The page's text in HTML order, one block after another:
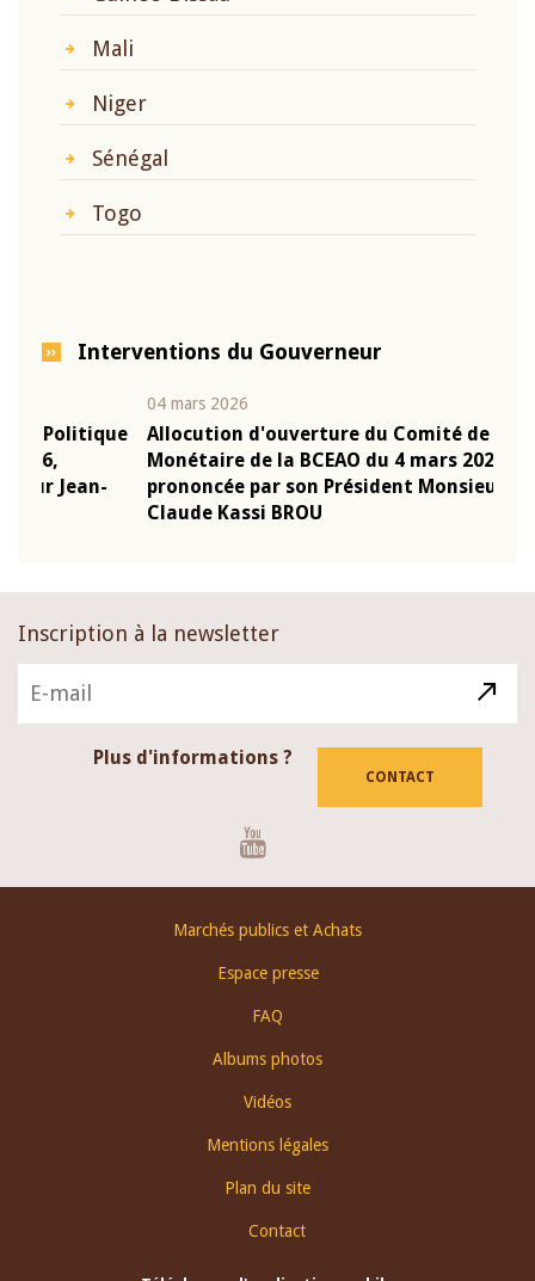
Mali
Niger
Sénégal
Togo
Interventions du Gouverneur
Allocution d'ouverture du Comité de Politique
Monétaire de la BCEAO du 4 mars 2026,
prononcée par son Président Monsieur Jean-
Claude Kassi BROU
Inscription à la newsletter
Plus d'informations ?
CONTACT
Marchés publics et Achats
Espace presse
FAQ
Albums photos
Vidéos
Mentions légales
Plan du site
Contact